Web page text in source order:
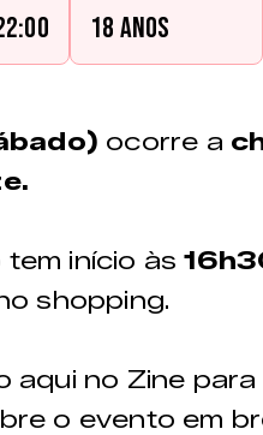
18 anos
ocorre a
início às
shopping.
aqui no Zine
o evento em